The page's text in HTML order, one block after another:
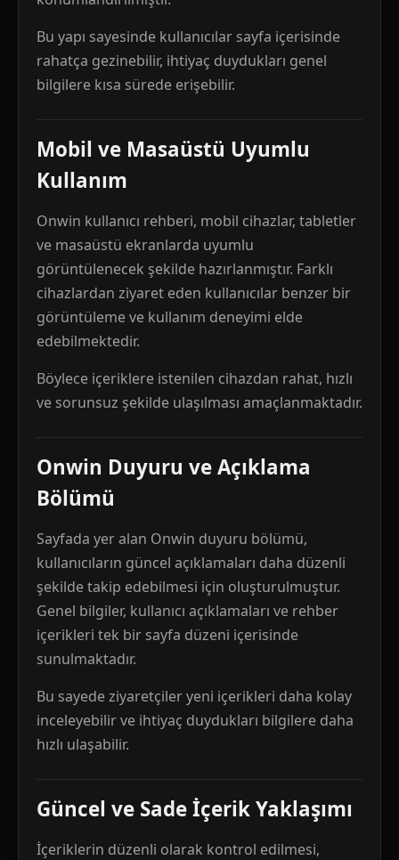
Bu yapı sayesinde kullanıcılar sayfa içerisinde
rahatça gezinebilir, ihtiyaç duydukları genel
bilgilere kısa sürede erişebilir.
Mobil ve Masaüstü Uyumlu
Kullanım
Onwin kullanıcı rehberi, mobil cihazlar, tabletler
ve masaüstü ekranlarda uyumlu
görüntülenecek şekilde hazırlanmıştır. Farklı
cihazlardan ziyaret eden kullanıcılar benzer bir
görüntüleme ve kullanım deneyimi elde
edebilmektedir.
Böylece içeriklere istenilen cihazdan rahat, hızlı
ve sorunsuz şekilde ulaşılması amaçlanmaktadır.
Onwin Duyuru ve Açıklama
Bölümü
Sayfada yer alan Onwin duyuru bölümü,
kullanıcıların güncel açıklamaları daha düzenli
şekilde takip edebilmesi için oluşturulmuştur.
Genel bilgiler, kullanıcı açıklamaları ve rehber
içerikleri tek bir sayfa düzeni içerisinde
sunulmaktadır.
Bu sayede ziyaretçiler yeni içerikleri daha kolay
inceleyebilir ve ihtiyaç duydukları bilgilere daha
hızlı ulaşabilir.
Güncel ve Sade İçerik Yaklaşımı
İçeriklerin düzenli olarak kontrol edilmesi,